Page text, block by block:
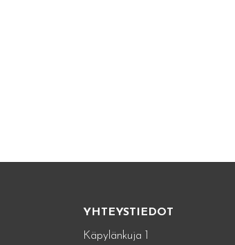
YHTEYSTIEDOT
Käpylänkuja 1